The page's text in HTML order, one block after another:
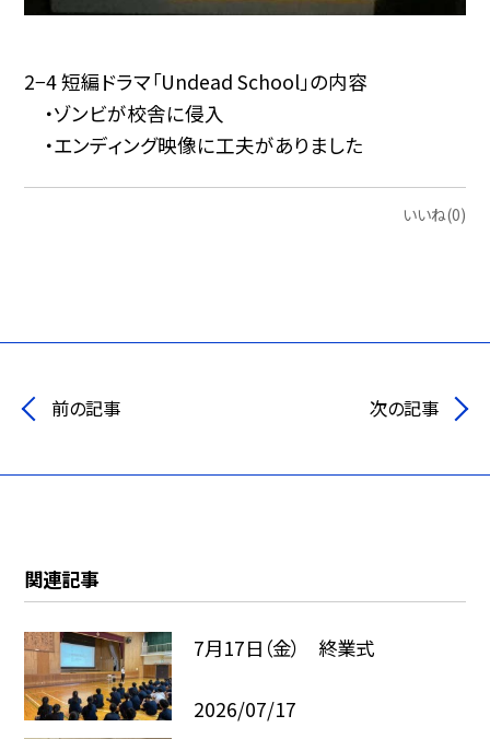
2−4 短編ドラマ「Undead School」の内容
・ゾンビが校舎に侵入
・エンディング映像に工夫がありました
いいね(0)
前の記事 次の記事
関連記事
7月17日（金） 終業式
2026/07/17